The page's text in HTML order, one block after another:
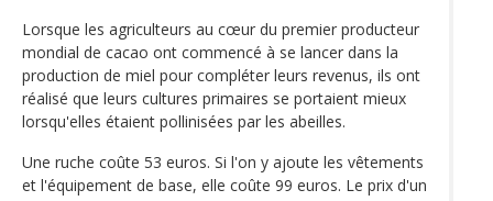
Lorsque les agriculteurs au cœur du premier producteur
mondial de cacao ont commencé à se lancer dans la
production de miel pour compléter leurs revenus, ils ont
réalisé que leurs cultures primaires se portaient mieux
lorsqu'elles étaient pollinisées par les abeilles.
Une ruche coûte 53 euros. Si l'on y ajoute les vêtements
et l'équipement de base, elle coûte 99 euros. Le prix d'un